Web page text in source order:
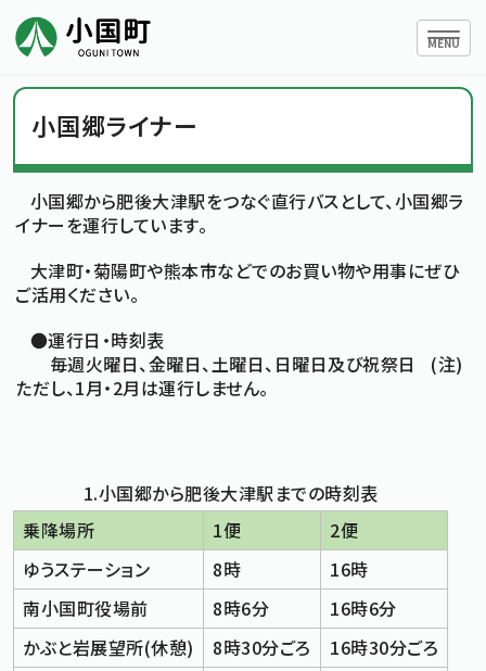
ハンバ
MENU
行政情報
条例・規則
文字サイズ 標準
文字の大きさをもとの大きさに戻す
文字を大きくする
背景色変更
背景色の変更：白
背景色の変更：黒
背景色の変更：青
Foreign Language
小国郷ライナー
小国郷から肥後大津駅をつなぐ直行バスとして、小国郷ラ
イナーを運行しています。
大津町・菊陽町や熊本市などでのお買い物や用事にぜひ
ご活用ください。
●運行日・時刻表
毎週火曜日、金曜日、土曜日、日曜日及び祝祭日 (注)
ただし、1月・2月は運行しません。
1.小国郷から肥後大津駅までの時刻表
乗降場所
1便
2便
ゆうステーション
8時
16時
南小国町役場前
8時6分
16時6分
かぶと岩展望所(休憩)
8時30分ごろ
16時30分ごろ